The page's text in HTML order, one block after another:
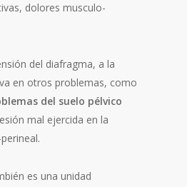
dolores musculo-
del diafragma, a la
en otros problemas, como
del suelo pélvico
mal ejercida en la
es una unidad